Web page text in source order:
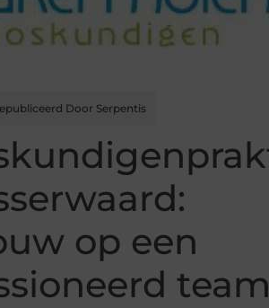
Door Serpentis
op een